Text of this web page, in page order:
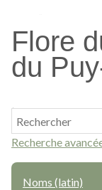
contenu
principal
Flore
du
Recherche
Noms (latin)